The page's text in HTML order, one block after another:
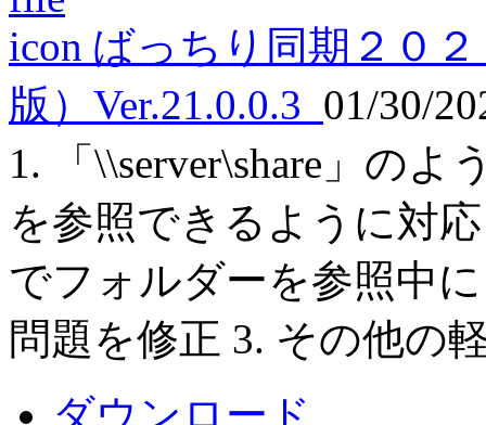
ばっちり同期２０
版）Ver.21.0.0.3 01/30/
1. 「\\server\share」の
を参照できるように対
でフォルダーを参照中
問題を修正 3. その他の
ダウンロード